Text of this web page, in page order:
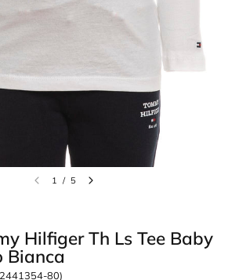
1 / 5
Hilfiger Th Ls Tee Baby
Bianca
80)